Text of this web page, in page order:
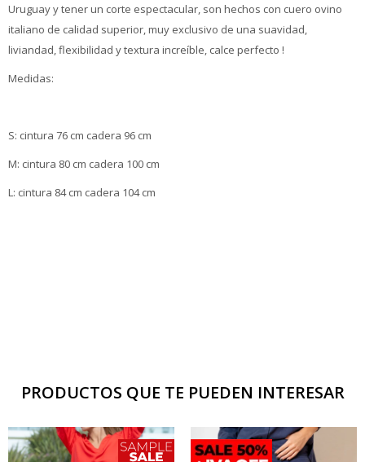
Uruguay y tener un corte espectacular, son hechos con cuero ovino
italiano de calidad superior, muy exclusivo de una suavidad,
liviandad, flexibilidad y textura increíble, calce perfecto !
Medidas:
S: cintura 76 cm cadera 96 cm
M: cintura 80 cm cadera 100 cm
L: cintura 84 cm cadera 104 cm
PRODUCTOS QUE TE PUEDEN INTERESAR